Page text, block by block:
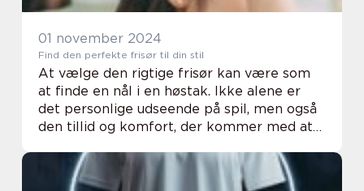
01 november 2024
Find den perfekte frisør til din stil
At vælge den rigtige frisør kan være som
at finde en nål i en høstak. Ikke alene er
det personlige udseende på spil, men også
den tillid og komfort, der kommer med at